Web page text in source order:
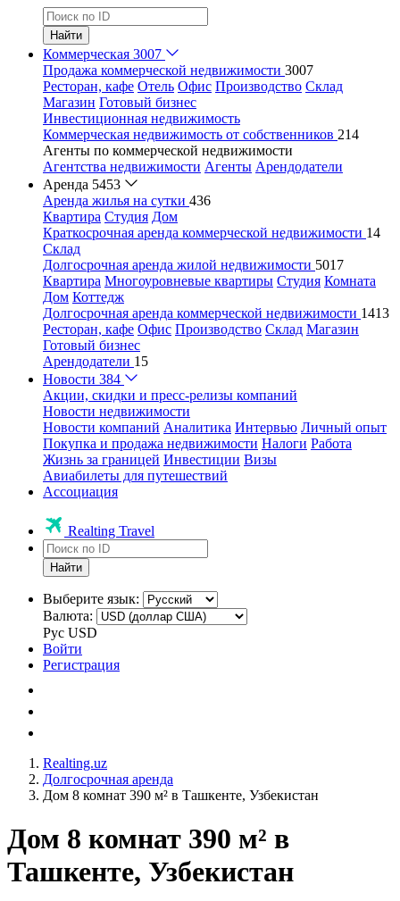
Найти
Коммерческая 3007
Продажа коммерческой недвижимости 3007
Ресторан, кафе Отель Офис Производство Склад
Магазин Готовый бизнес
Инвестиционная недвижимость
Коммерческая недвижимость от собственников 214
Агенты по коммерческой недвижимости
Агентства недвижимости Агенты Арендодатели
Аренда 5453
Аренда жилья на сутки 436
Квартира Студия Дом
Краткосрочная аренда коммерческой недвижимости 14
Склад
Долгосрочная аренда жилой недвижимости 5017
Квартира Многоуровневые квартиры Студия Комната
Дом Коттедж
Долгосрочная аренда коммерческой недвижимости 1413
Ресторан, кафе Офис Производство Склад Магазин
Готовый бизнес
Арендодатели 15
Новости 384
Акции, скидки и пресс-релизы компаний
Новости недвижимости
Новости компаний Аналитика Интервью Личный опыт
Покупка и продажа недвижимости Налоги Работа
Жизнь за границей Инвестиции Визы
Авиабилеты для путешествий
Ассоциация
Realting Travel
Найти
Выберите язык:
Валюта:
Рус USD
Войти
Регистрация
Realting.uz
Долгосрочная аренда
Дом 8 комнат 390 м² в Ташкенте, Узбекистан
Дом 8 комнат 390 м² в
Ташкенте, Узбекистан